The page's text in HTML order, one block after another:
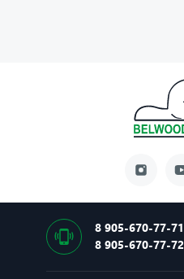
8 905-670-77-71
8 905-670-77-72